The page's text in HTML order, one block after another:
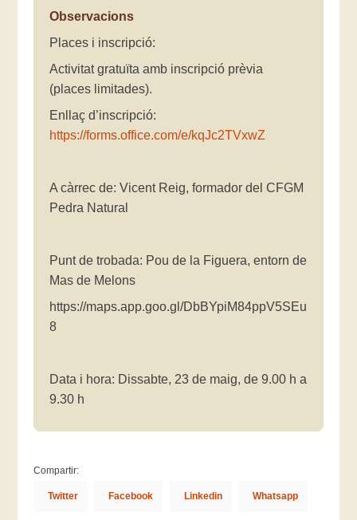
Observacions
Places i inscripció:
Activitat gratuïta amb inscripció prèvia
(places limitades).
Enllaç d’inscripció:
https://forms.office.com/e/kqJc2TVxwZ
A càrrec de: Vicent Reig, formador del CFGM
Pedra Natural
Punt de trobada: Pou de la Figuera, entorn de
Mas de Melons
https://maps.app.goo.gl/DbBYpiM84ppV5SEu
8
Data i hora: Dissabte, 23 de maig, de 9.00 h a
9.30 h
Compartir:
Twitter Facebook Linkedin Whatsapp